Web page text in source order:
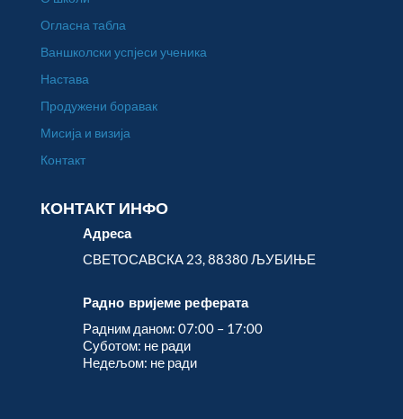
Огласна табла
Ваншколски успјеси ученика
Настава
Продужени боравак
Мисија и визија
Контакт
КОНТАКТ ИНФО
Адреса
СВЕТОСАВСКА 23, 88380 ЉУБИЊЕ
Радно вријеме реферата
Радним даном: 07:00 – 17:00
Суботом: не ради
Недељом: не ради